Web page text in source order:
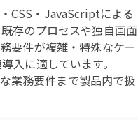
CSS・JavaScriptによる
存のプロセスや独自画面
要件が複雑・特殊なケー
入に適しています。
業務要件まで製品内で扱